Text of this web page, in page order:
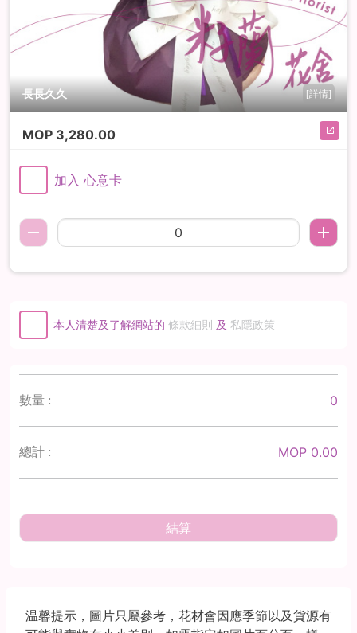
長長久久 [詳情]
MOP 3,280.00
加入 心意卡
本人清楚及了解網站的條款細則 及 私隱政策
數量 : 0
總計 : MOP 0.00
結算
温馨提示，圖片只屬參考，花材會因應季節以及貨源有